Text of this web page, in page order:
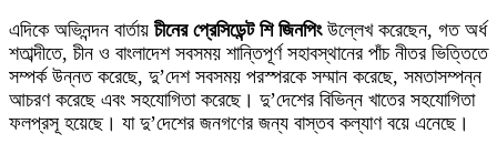
এদিকে অভিনন্দন বার্তায় চীনের প্রেসিডেন্ট শি জিনপিংউল্লেখ করেছেন, গত অর্ধ
শতাব্দীতে, চীন ও বাংলাদেশ সবসময় শান্তিপূর্ণ সহাবস্থানের পাঁচ নীতর ভিত্তিতে
সম্পর্ক উন্নত করেছে, দু’দেশ সবসময় পরস্পরকে সম্মান করেছে, সমতাসম্পন্ন
আচরণ করেছে এবং সহযোগিতা করেছে। দু’দেশের বিভিন্ন খাতের সহযোগিতা
ফলপ্রসূ হয়েছে। যা দু’দেশের জনগণের জন্য বাস্তব কল্যাণ বয়ে এনেছে।